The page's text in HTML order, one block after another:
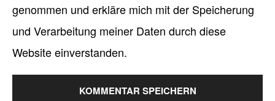
genommen und erkläre mich mit der Speicherung
und Verarbeitung meiner Daten durch diese
Website einverstanden.